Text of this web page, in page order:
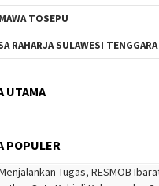
TOSEPU
RAHARJA SULAWESI TENGGARA
UTAMA
POPULER